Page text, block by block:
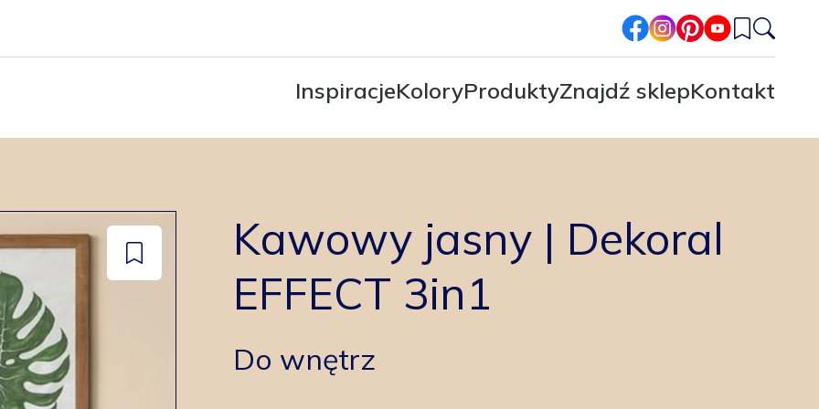
facebook
instagram
pinterest
youtube
InspiracjeKoloryProduktyZnajdź sklepKontakt
Kawowy jasny | Dekoral
EFFECT 3in1
Do wnętrz
Dodaj